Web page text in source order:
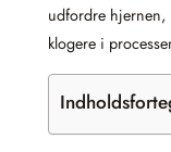
udfordre hjernen,
klogere i